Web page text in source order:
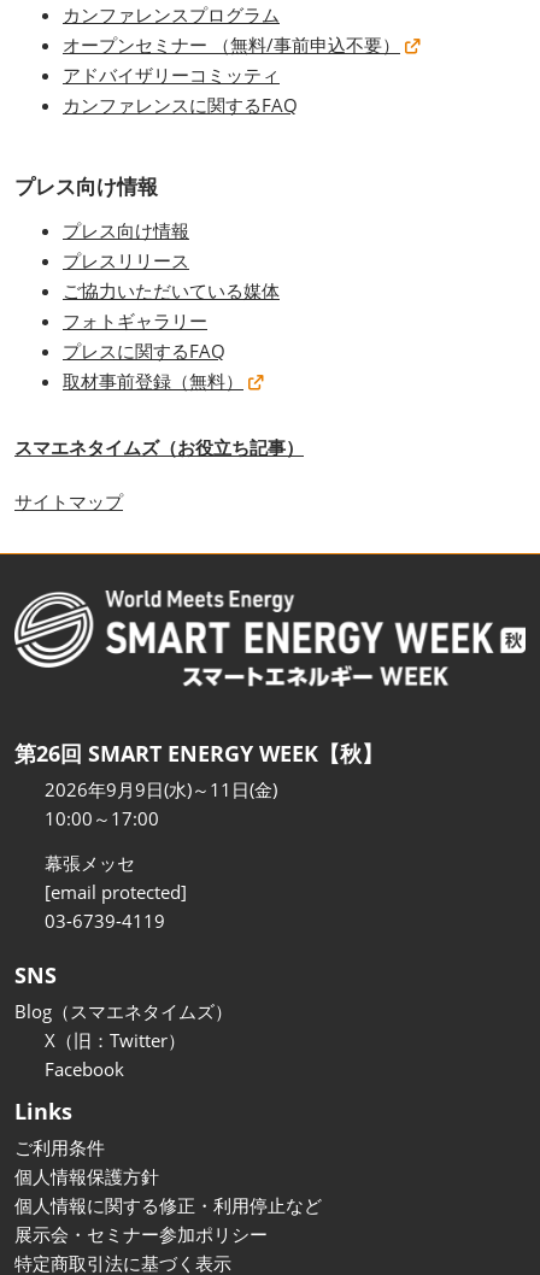
カンファレンスプログラム
オープンセミナー （無料/事前申込不要）
アドバイザリーコミッティ
カンファレンスに関するFAQ
プレス向け情報
プレス向け情報
プレスリリース
ご協力いただいている媒体
フォトギャラリー
プレスに関するFAQ
取材事前登録（無料）
スマエネタイムズ（お役立ち記事）
サイトマップ
第26回 SMART ENERGY WEEK【秋】
2026年9月9日(水)～11日(金)
10:00～17:00
幕張メッセ
[email protected]
03-6739-4119
SNS
Blog（スマエネタイムズ）
X（旧：Twitter）
Facebook
Links
ご利用条件
個人情報保護方針
個人情報に関する修正・利用停止など
展示会・セミナー参加ポリシー
特定商取引法に基づく表示